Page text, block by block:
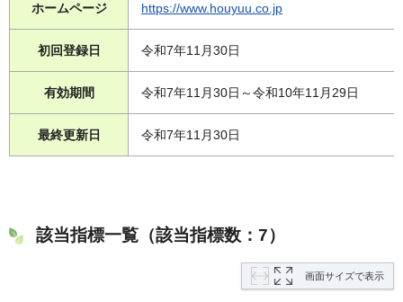
ホームページ https://www.houyuu.co.jp
初回登録日 令和7年11月30日
有効期間 令和7年11月30日～令和10年11月29日
最終更新日 令和7年11月30日
該当指標一覧（該当指標数：7）
画面サイズで表示